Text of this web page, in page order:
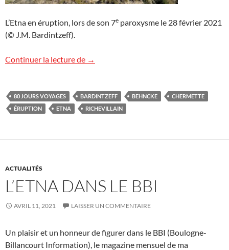
L’Etna en éruption, lors de son 7e paroxysme le 28 février 2021
(© J.M. Bardintzeff).
Continuer la lecture de L’Etna : le film !
→
80 JOURS VOYAGES BARDINTZEFF BEHNCKE
CHERMETTE
ÉRUPTION
ETNA RICHEVILLAIN
ACTUALITÉS
L’ETNA DANS LE BBI
AVRIL 11, 2021 LAISSER UN COMMENTAIRE
Un plaisir et un honneur de figurer dans le BBI (Boulogne-
Billancourt Information), le magazine mensuel de ma